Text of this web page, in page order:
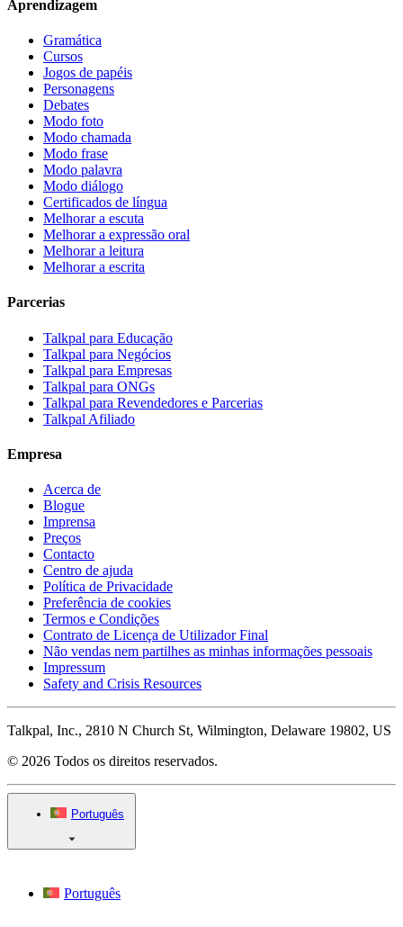
Aprendizagem
Gramática
Cursos
Jogos de papéis
Personagens
Debates
Modo foto
Modo chamada
Modo frase
Modo palavra
Modo diálogo
Certificados de língua
Melhorar a escuta
Melhorar a expressão oral
Melhorar a leitura
Melhorar a escrita
Parcerias
Talkpal para Educação
Talkpal para Negócios
Talkpal para Empresas
Talkpal para ONGs
Talkpal para Revendedores e Parcerias
Talkpal Afiliado
Empresa
Acerca de
Blogue
Imprensa
Preços
Contacto
Centro de ajuda
Política de Privacidade
Preferência de cookies
Termos e Condições
Contrato de Licença de Utilizador Final
Não vendas nem partilhes as minhas informações pessoais
Impressum
Safety and Crisis Resources
Talkpal, Inc., 2810 N Church St, Wilmington, Delaware 19802, US
© 2026 Todos os direitos reservados.
Português
Português